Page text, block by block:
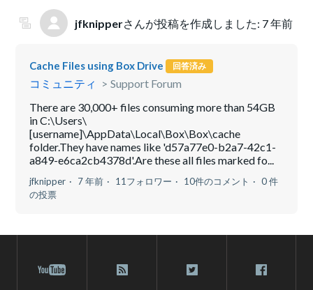
jfknipperさんが投稿を作成しました: 7 年前
Cache Files using Box Drive 回答済み
コミュニティ
Support Forum
There are 30,000+ files consuming more than 54GB
in C:\Users\
[username]\AppData\Local\Box\Box\cache
folder.They have names like 'd57a77e0-b2a7-42c1-
a849-e6ca2cb4378d'.Are these all files marked fo...
jfknipper 7 年前 11フォロワー 10件のコメント
0 件
の投票